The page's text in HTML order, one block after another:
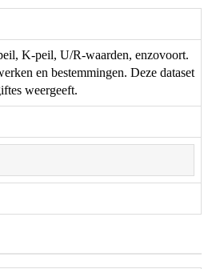
K-peil, U/R-waarden, enzovoort.
en bestemmingen. Deze dataset
weergeeft.